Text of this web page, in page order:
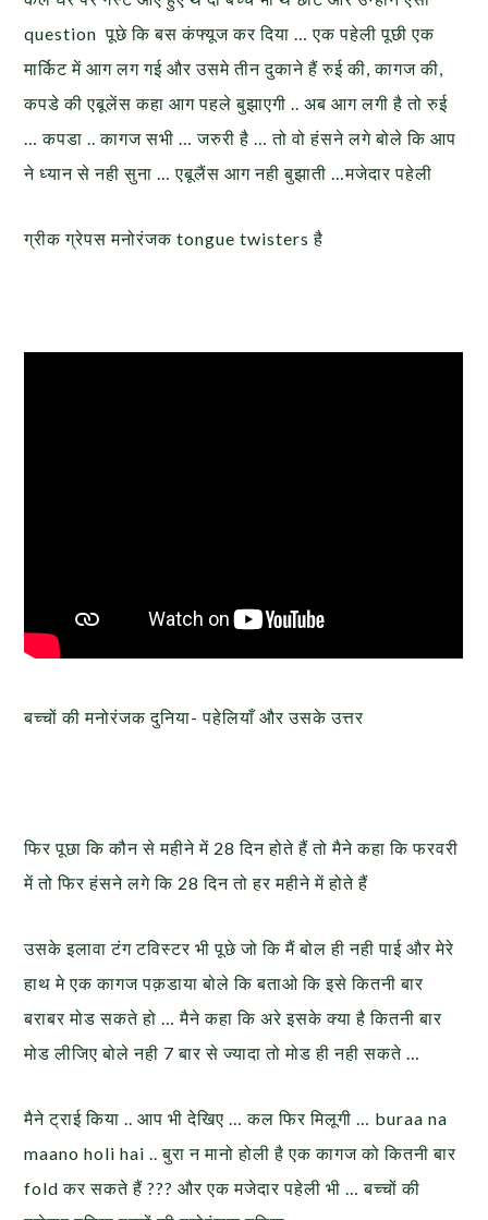
question पूछे कि बस कंफ्यूज कर दिया … एक पहेली पूछी एक
मार्किट में आग लग गई और उसमे तीन दुकाने हैं रुई की, कागज की,
कपडे की एबूलेंस कहा आग पहले बुझाएगी .. अब आग लगी है तो रुई
… कपडा .. कागज सभी … जरुरी है … तो वो हंसने लगे बोले कि आप
ने ध्यान से नही सुना … एबूलैंस आग नही बुझाती …मजेदार पहेली
ग्रीक ग्रेपस मनोरंजक tongue twisters है
बच्चों की मनोरंजक दुनिया- पहेलियाँ और उसके उत्तर
फिर पूछा कि कौन से महीने में 28 दिन होते हैं तो मैने कहा कि फरवरी
में तो फिर हंसने लगे कि 28 दिन तो हर महीने में होते हैं
उसके इलावा टंग टविस्टर भी पूछे जो कि मैं बोल ही नही पाई और मेरे
हाथ मे एक कागज पक़डाया बोले कि बताओ कि इसे कितनी बार
बराबर मोड सकते हो … मैने कहा कि अरे इसके क्या है कितनी बार
मोड लीजिए बोले नही 7 बार से ज्यादा तो मोड ही नही सकते …
मैने ट्राई किया .. आप भी देखिए … कल फिर मिलूगी … buraa na
maano holi hai .. बुरा न मानो होली है एक कागज को कितनी बार
fold कर सकते हैं ??? और एक मजेदार पहेली भी … बच्चों की